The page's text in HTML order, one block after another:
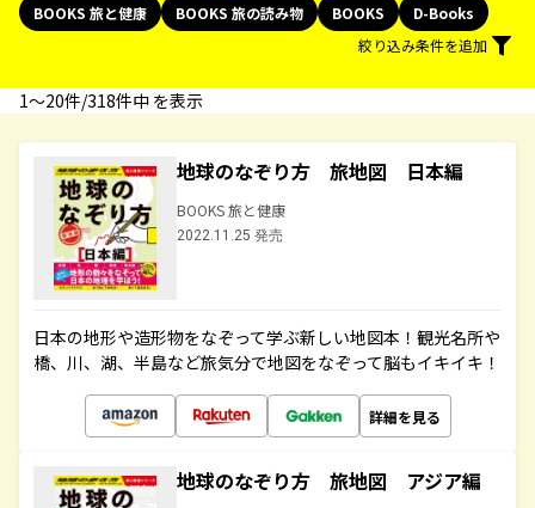
BOOKS 旅と健康
BOOKS 旅の読み物 BOOKS
D-Books
絞り込み条件を追加
1〜20件/318件中 を表示
地球のなぞり方 旅地図 日本編
BOOKS 旅と健康
2022.11.25 発売
日本の地形や造形物をなぞって学ぶ新しい地図本！観光名所や
橋、川、湖、半島など旅気分で地図をなぞって脳もイキイキ！
詳細を見る
地球のなぞり方 旅地図 アジア編